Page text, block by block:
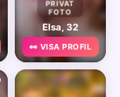
PRIVAT
FOTO
Elsa, 32
👀 VISA PROFIL